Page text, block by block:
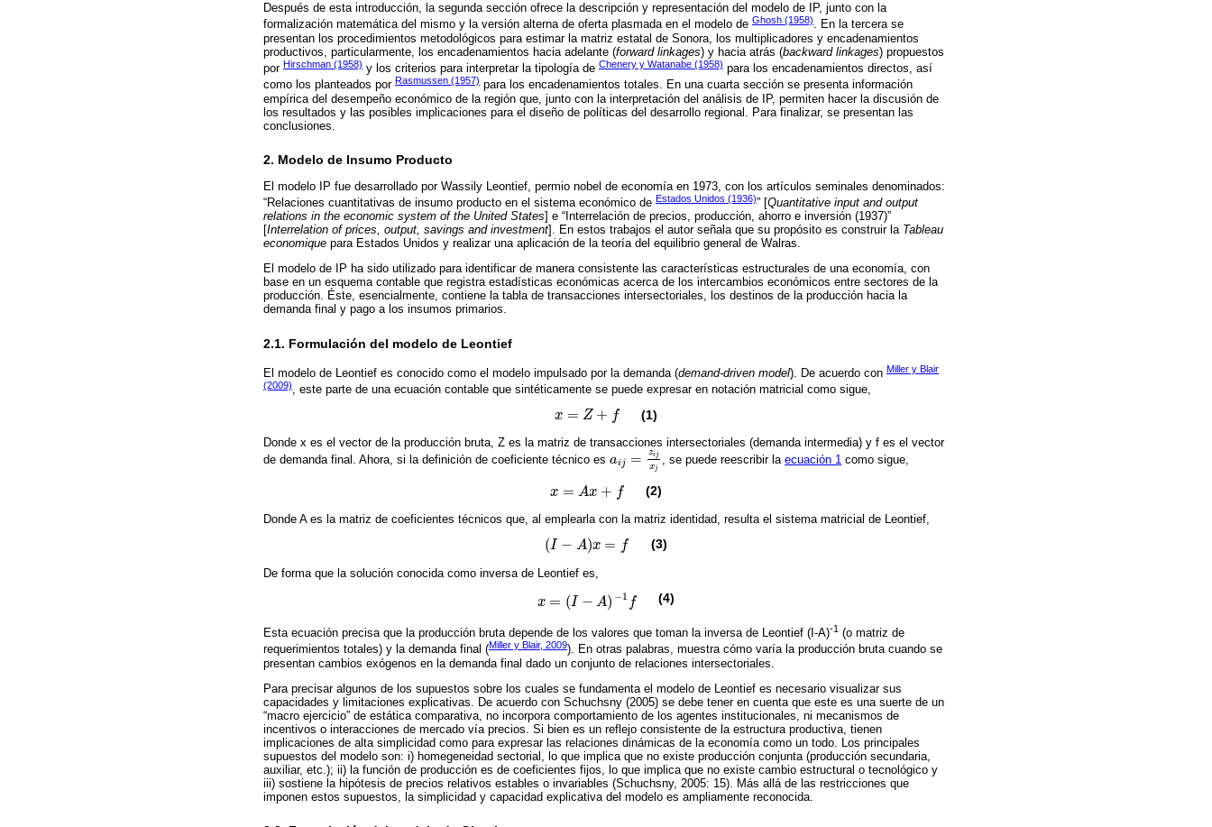
Después de esta introducción, la segunda sección ofrece la descripción y representación del modelo de IP, junto con la
formalización matemática del mismo y la versión alterna de oferta plasmada en el modelo de Ghosh (1958). En la tercera se
presentan los procedimientos metodológicos para estimar la matriz estatal de Sonora, los multiplicadores y encadenamientos
productivos, particularmente, los encadenamientos hacia adelante (forward linkages) y hacia atrás (backward linkages) propuestos
por Hirschman (1958) y los criterios para interpretar la tipología de Chenery y Watanabe (1958) para los encadenamientos directos, así
como los planteados por Rasmussen (1957) para los encadenamientos totales. En una cuarta sección se presenta información
empírica del desempeño económico de la región que, junto con la interpretación del análisis de IP, permiten hacer la discusión de
los resultados y las posibles implicaciones para el diseño de políticas del desarrollo regional. Para finalizar, se presentan las
conclusiones.
2. Modelo de Insumo Producto
El modelo IP fue desarrollado por Wassily Leontief, permio nobel de economía en 1973, con los artículos seminales denominados:
“Relaciones cuantitativas de insumo producto en el sistema económico de Estados Unidos (1936)” [Quantitative input and output
relations in the economic system of the United States] e “Interrelación de precios, producción, ahorro e inversión (1937)”
[Interrelation of prices, output, savings and investment]. En estos trabajos el autor señala que su propósito es construir la Tableau
economique para Estados Unidos y realizar una aplicación de la teoría del equilibrio general de Walras.
El modelo de IP ha sido utilizado para identificar de manera consistente las características estructurales de una economía, con
base en un esquema contable que registra estadísticas económicas acerca de los intercambios económicos entre sectores de la
producción. Éste, esencialmente, contiene la tabla de transacciones intersectoriales, los destinos de la producción hacia la
demanda final y pago a los insumos primarios.
2.1. Formulación del modelo de Leontief
El modelo de Leontief es conocido como el modelo impulsado por la demanda (demand-driven model). De acuerdo con Miller y Blair
(2009), este parte de una ecuación contable que sintéticamente se puede expresar en notación matricial como sigue,
x = Z + f
x= Z+ f (1)
Donde x es el vector de la producción bruta, Z es la matriz de transacciones intersectoriales (demanda intermedia) y f es el vector
de demanda final. Ahora, si la definición de coeficiente técnico es aij = zij
xj
aij= zijx j , se puede reescribir laecuación 1 como sigue,
x = Ax + f
x= Ax +f (2)
Donde A es la matriz de coeficientes técnicos que, al emplearla con la matriz identidad, resulta el sistema matricial de Leontief,
(I − A)x = f
I-A x= f (3)
De forma que la solución conocida como inversa de Leontief es,
x = (I − A) −1 f
x=I-A-1 (4)
Esta ecuación precisa que la producción bruta depende de los valores que toman la inversa de Leontief (I-A)-1 (o matriz de
requerimientos totales) y la demanda final (Miller y Blair, 2009). En otras palabras, muestra cómo varía la producción bruta cuando se
presentan cambios exógenos en la demanda final dado un conjunto de relaciones intersectoriales.
Para precisar algunos de los supuestos sobre los cuales se fundamenta el modelo de Leontief es necesario visualizar sus
capacidades y limitaciones explicativas. De acuerdo con Schuchsny (2005) se debe tener en cuenta que este es una suerte de un
“macro ejercicio” de estática comparativa, no incorpora comportamiento de los agentes institucionales, ni mecanismos de
incentivos o interacciones de mercado vía precios. Si bien es un reflejo consistente de la estructura productiva, tienen
implicaciones de alta simplicidad como para expresar las relaciones dinámicas de la economía como un todo. Los principales
supuestos del modelo son: i) homegeneidad sectorial, lo que implica que no existe producción conjunta (producción secundaria,
auxiliar, etc.); ii) la función de producción es de coeficientes fijos, lo que implica que no existe cambio estructural o tecnológico y
iii) sostiene la hipótesis de precios relativos estables o invariables (Schuchsny, 2005: 15). Más allá de las restricciones que
imponen estos supuestos, la simplicidad y capacidad explicativa del modelo es ampliamente reconocida.